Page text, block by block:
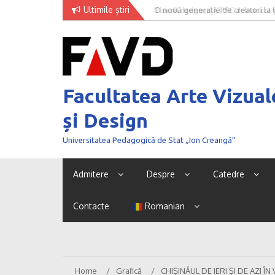
Ultimile știri O nouă generație de creatori la
Facultatea Arte
și Design
Universitatea Pedagogică de Stat „Ion Creangă”
Admitere Despre Catedre
Contacte Romanian
Home Grafică CHIȘINĂUL DE IERI ȘI DE AZI ÎN